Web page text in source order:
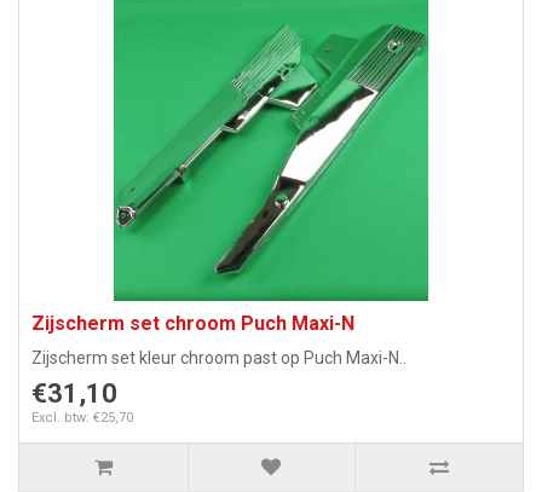
Zijscherm set chroom Puch Maxi-N
Zijscherm set kleur chroom past op Puch Maxi-N..
€31,10
Excl. btw: €25,70